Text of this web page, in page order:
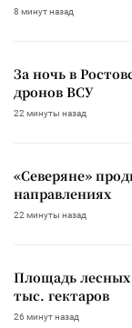
8 минут назад
За ночь в
дронов ВСУ
22 минуты назад
«Северяне»
направлениях
22 минуты назад
Площадь лесных
тыс. гектаров
26 минут назад